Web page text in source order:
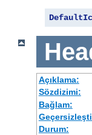
Açıklama:
Sözdizimi:
Bağlam:
Durum: